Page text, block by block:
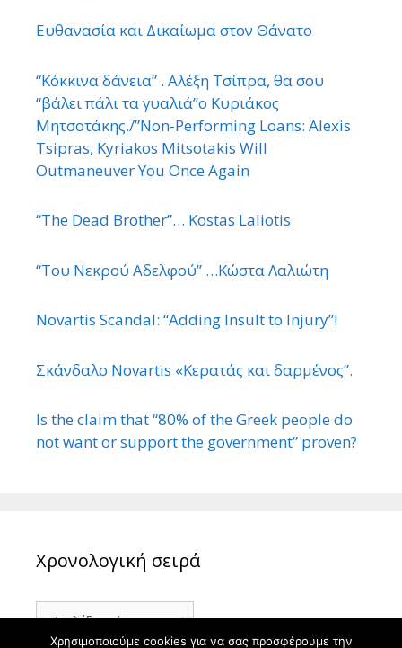
Ευθανασία και Δικαίωμα στον Θάνατο
“Κόκκινα δάνεια” . Αλέξη Τσίπρα, θα σου
“βάλει πάλι τα γυαλιά”ο Κυριάκος
Μητσοτάκης./”Non-Performing Loans: Alexis
Tsipras, Kyriakos Mitsotakis Will
Outmaneuver You Once Again
“The Dead Brother”… Kostas Laliotis
“Του Νεκρού Αδελφού” …Κώστα Λαλιώτη
Novartis Scandal: “Adding Insult to Injury”!
Σκάνδαλο Novartis «Κερατάς και δαρμένος”.
Is the claim that “80% of the Greek people do
not want or support the government” proven?
Χρονολογική σειρά
Χρονολογική
σειρά
Χρησιμοποιούμε cookies για να σας προσφέρουμε την